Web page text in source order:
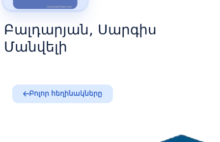
Բալդարյան, Սարգիս
Մանվելի
Բոլոր հեղինակները